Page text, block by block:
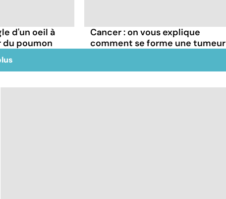
d'un oeil à
du poumon
Cancer : on vous explique
comment se forme une tumeur